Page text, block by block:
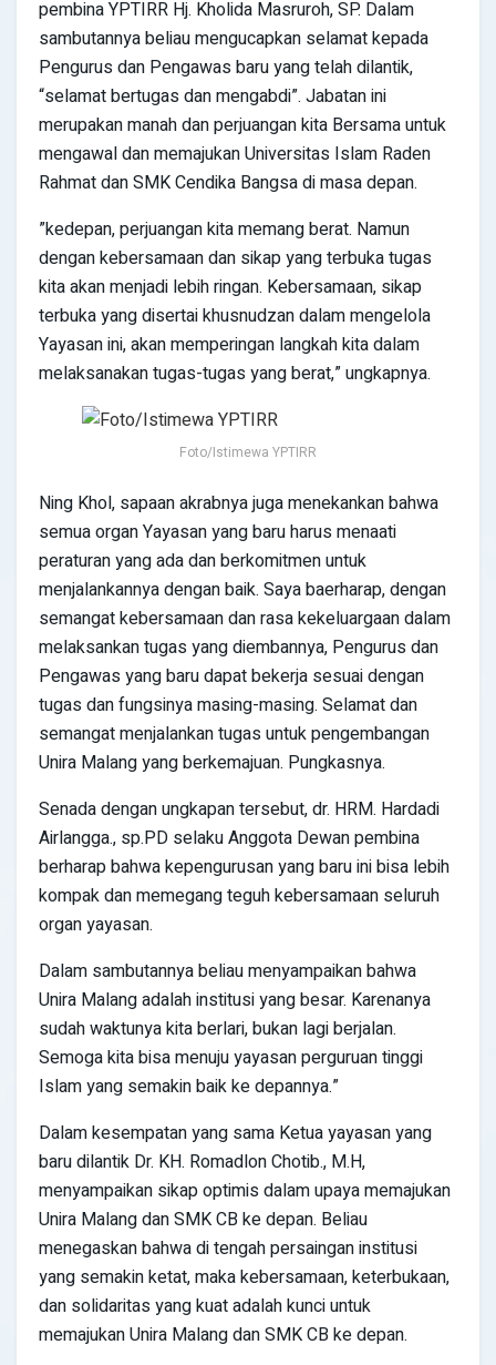
pembina YPTIRR Hj. Kholida Masruroh, SP. Dalam
sambutannya beliau mengucapkan selamat kepada
Pengurus dan Pengawas baru yang telah dilantik,
“selamat bertugas dan mengabdi”. Jabatan ini
merupakan manah dan perjuangan kita Bersama untuk
mengawal dan memajukan Universitas Islam Raden
Rahmat dan SMK Cendika Bangsa di masa depan.
”kedepan, perjuangan kita memang berat. Namun
dengan kebersamaan dan sikap yang terbuka tugas
kita akan menjadi lebih ringan. Kebersamaan, sikap
terbuka yang disertai khusnudzan dalam mengelola
Yayasan ini, akan memperingan langkah kita dalam
melaksanakan tugas-tugas yang berat,” ungkapnya.
Foto/Istimewa YPTIRR
Ning Khol, sapaan akrabnya juga menekankan bahwa
semua organ Yayasan yang baru harus menaati
peraturan yang ada dan berkomitmen untuk
menjalankannya dengan baik. Saya baerharap, dengan
semangat kebersamaan dan rasa kekeluargaan dalam
melaksankan tugas yang diembannya, Pengurus dan
Pengawas yang baru dapat bekerja sesuai dengan
tugas dan fungsinya masing-masing. Selamat dan
semangat menjalankan tugas untuk pengembangan
Unira Malang yang berkemajuan. Pungkasnya.
Senada dengan ungkapan tersebut, dr. HRM. Hardadi
Airlangga., sp.PD selaku Anggota Dewan pembina
berharap bahwa kepengurusan yang baru ini bisa lebih
kompak dan memegang teguh kebersamaan seluruh
organ yayasan.
Dalam sambutannya beliau menyampaikan bahwa
Unira Malang adalah institusi yang besar. Karenanya
sudah waktunya kita berlari, bukan lagi berjalan.
Semoga kita bisa menuju yayasan perguruan tinggi
Islam yang semakin baik ke depannya.”
Dalam kesempatan yang sama Ketua yayasan yang
baru dilantik Dr. KH. Romadlon Chotib., M.H,
menyampaikan sikap optimis dalam upaya memajukan
Unira Malang dan SMK CB ke depan. Beliau
menegaskan bahwa di tengah persaingan institusi
yang semakin ketat, maka kebersamaan, keterbukaan,
dan solidaritas yang kuat adalah kunci untuk
memajukan Unira Malang dan SMK CB ke depan.